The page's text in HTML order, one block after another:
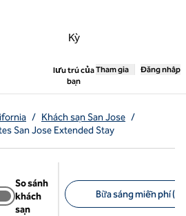
Kỳ
lưu trú của
bạn
,Mở tab mới
Tham gia Đăng nhập
/ Khách sạn San Jose /
San Jose Extended Stay
So sánh
khách
sạn
Bữa sáng miễn phí